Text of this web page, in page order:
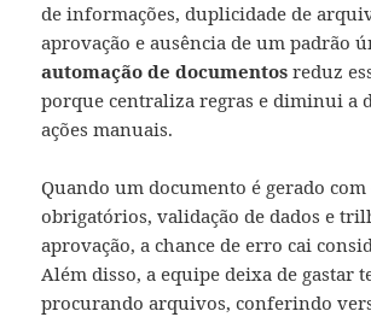
de informações, duplicidade de
aprovação e ausência de um padrão
automação de documentos reduz
porque centraliza regras e diminui a
ações manuais.
Quando um documento é gerado com
obrigatórios, validação de dados e
aprovação, a chance de erro cai
Além disso, a equipe deixa de gastar
procurando arquivos, conferindo